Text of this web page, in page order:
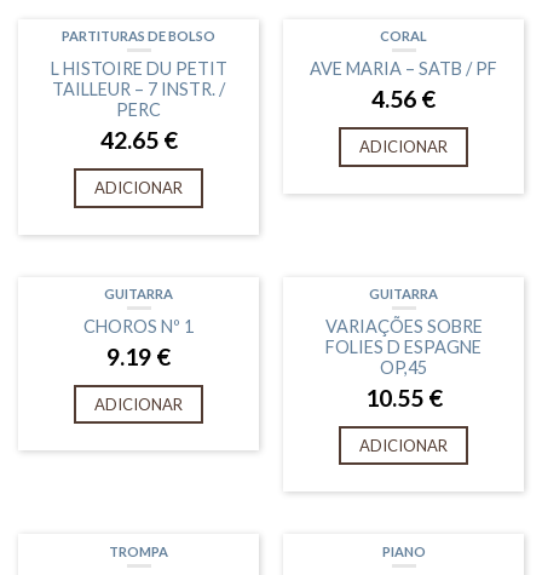
PARTITURAS DE BOLSO
L HISTOIRE DU PETIT
TAILLEUR – 7 INSTR. /
PERC
42.65 €
ADICIONAR
CORAL
AVE MARIA – SATB / PF
4.56 €
ADICIONAR
GUITARRA
CHOROS Nº 1
9.19 €
ADICIONAR
GUITARRA
VARIAÇÕES SOBRE
FOLIES D ESPAGNE
OP,45
10.55 €
ADICIONAR
TROMPA PIANO